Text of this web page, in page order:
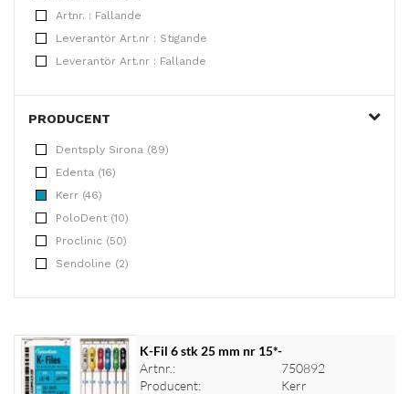
Artnr. : Fallande
Leverantör Art.nr : Stigande
Leverantör Art.nr : Fallande
PRODUCENT
Dentsply Sirona (89)
Edenta (16)
Kerr (46)
PoloDent (10)
Proclinic (50)
Sendoline (2)
K-Fil 6 stk 25 mm nr 15*-
Artnr.:
750892
Producent:
Kerr